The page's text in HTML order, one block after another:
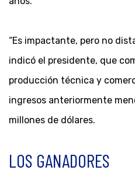
“Es impactante, pero no
indicó el presidente, que
producción técnica y
ingresos anteriormente
millones de dólares.
LOS GANADORES